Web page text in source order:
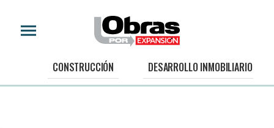
CONSTRUCCIÓN DESARROLLO INMOBILIARIO